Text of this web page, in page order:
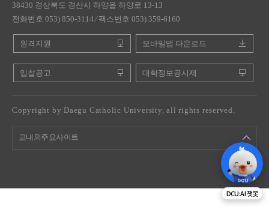
38430 경상북도 경산시 하양읍 하양로 13-13
전화번호 053) 850-3114 ⁄ 팩스번호 053) 359-6160
원격지원 모바일앱 다운로드
입찰공고 대학정보공시제
Copyright by Daegu Catholic University, all rights reserved.
교내외주요사이트
DCU:AI 챗봇